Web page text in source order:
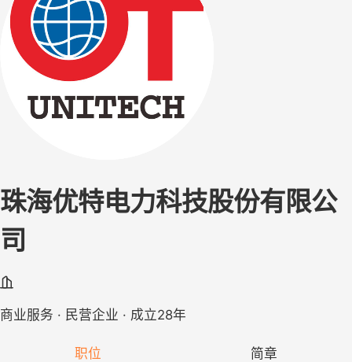
珠海优特电力科技股份有限公
司
商业服务 · 民营企业 · 成立28年
职位 简章